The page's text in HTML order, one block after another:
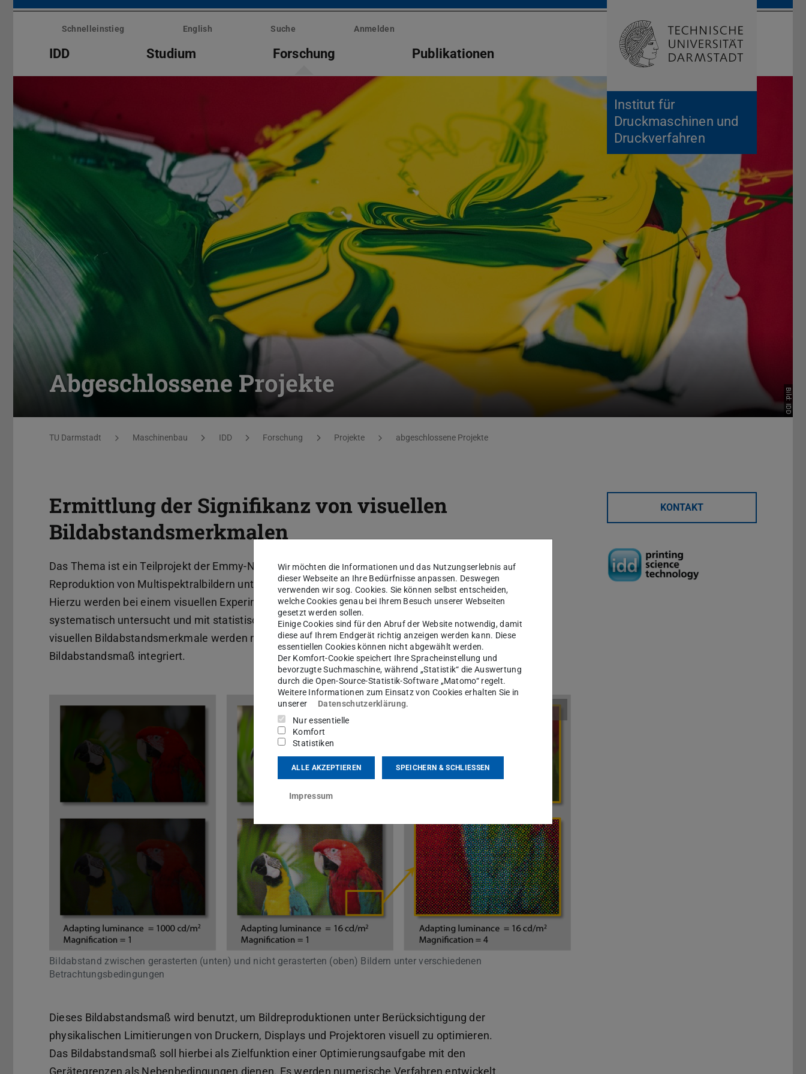
Menü
überspringen
Institut für
Druckmaschinen und
Druckverfahren
Schnelleinstieg English Suche Anmelden
IDD Studium Forschung Publikationen Suche öffnen
Abgeschlossene Projekte
Bild: IDD
Sie befinden sich hier:
TU Darmstadt Maschinenbau IDD Forschung Projekte abgeschlossene Projekte
Ermittlung der Signifikanz von visuellen
Bildabstandsmerkmalen
Das Thema ist ein Teilprojekt der Emmy-Noether-Gruppe zur wahrnehmungsoptimalen
Reproduktion von Multispektralbildern unter Berücksichtigung physikalischer Gerätegrenzen.
Hierzu werden bei einem visuellen Experiment hypothesenbasierte Bildabstandsmerkmale
systematisch untersucht und mit statistischen Methoden ausgewertet. Die extrahierten
visuellen Bildabstandsmerkmale werden nach ihrer visuellen Signifikanz geordnet und in ein
Bildabstandsmaß integriert.
Bildabstand zwischen gerasterten (unten) und nicht gerasterten (oben) Bildern unter verschiedenen
Betrachtungsbedingungen
Dieses Bildabstandsmaß wird benutzt, um Bildreproduktionen unter Berücksichtigung der
physikalischen Limitierungen von Druckern, Displays und Projektoren visuell zu optimieren.
Das Bildabstandsmaß soll hierbei als Zielfunktion einer Optimierungsaufgabe mit den
Gerätegrenzen als Nebenbedingungen dienen. Es werden numerische Verfahren entwickelt
KONTAKT
Wir möchten die Informationen und das Nutzungserlebnis auf
dieser Webseite an Ihre Bedürfnisse anpassen. Deswegen
verwenden wir sog. Cookies. Sie können selbst entscheiden,
welche Cookies genau bei Ihrem Besuch unserer Webseiten
gesetzt werden sollen.
Einige Cookies sind für den Abruf der Website notwendig, damit
diese auf Ihrem Endgerät richtig anzeigen werden kann. Diese
essentiellen Cookies können nicht abgewählt werden.
Der Komfort-Cookie speichert Ihre Spracheinstellung und
bevorzugte Suchmaschine, während „Statistik“ die Auswertung
durch die Open-Source-Statistik-Software „Matomo“ regelt.
Weitere Informationen zum Einsatz von Cookies erhalten Sie in
unserer
Datenschutzerklärung.
Nur essentielle
Komfort
Statistiken
ALLE AKZEPTIEREN SPEICHERN & SCHLIESSEN
Impressum